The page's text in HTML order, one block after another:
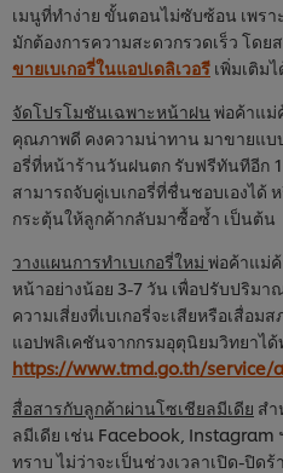
เมนูที่ทำง่าย ขั้นตอนไม่ซับซ้อน เพร
มักต้องการความสะดวกรวดเร็ว โดย
ขายเบเกอรี่ในแอปเดลิเวอรี เพิ่มเติมไ
จัดโปรโมชันเฉพาะหน้าฝน พ่อค้าแม่
คุณภาพดี คงความน่าทาน มาขายแบ
อรี่ที่หน้าร้านวันฝนตก รับฟรีทันทีอีก
สามารถจับคู่เบเกอรี่ที่ชื่นชอบเองได้
กระตุ้นให้ลูกค้ากลับมาซื้อซ้ำ เป็นต้น
วางแผนการทำเบเกอรี่ใหม่ พ่อค้าแม่
หน้าอย่างน้อย 3-7 วัน เพื่อปรับปริมา
ความเสี่ยงที่เบเกอรี่จะเสียหรือเสื่อ
แอปพลิเคชันจากกรมอุตุนิยมวิทยาได้
https://www.tmd.go.th/service/
สื่อสารกับลูกค้าผ่านโซเชียลมีเดีย สำ
ลมีเดีย เช่น Facebook, Instagram
ทราบ ไม่ว่าจะเป็นช่วงเวลาเปิด-ปิด